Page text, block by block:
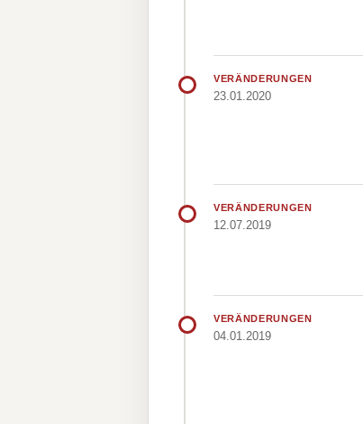
VERÄNDERUNGEN
23.01.2020
VERÄNDERUNGEN
12.07.2019
VERÄNDERUNGEN
04.01.2019